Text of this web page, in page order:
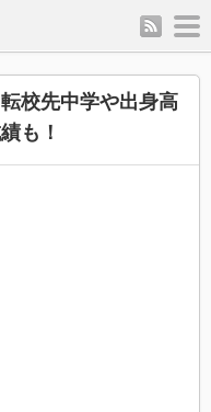
rss
校先中学や出身高
も！